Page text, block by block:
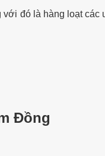
đó là hàng loạt
Đồng